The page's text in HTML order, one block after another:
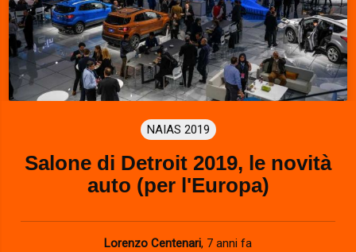
NAIAS 2019
Salone di Detroit 2019, le novità
auto (per l'Europa)
Lorenzo Centenari, 7 anni fa